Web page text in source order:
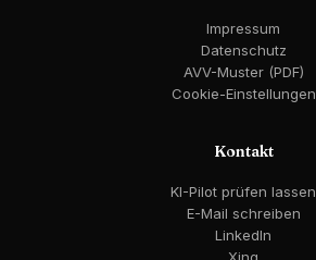
Impressum
Datenschutz
AVV-Muster (PDF)
Cookie-Einstellungen
Kontakt
KI-Pilot prüfen lassen
E-Mail schreiben
LinkedIn